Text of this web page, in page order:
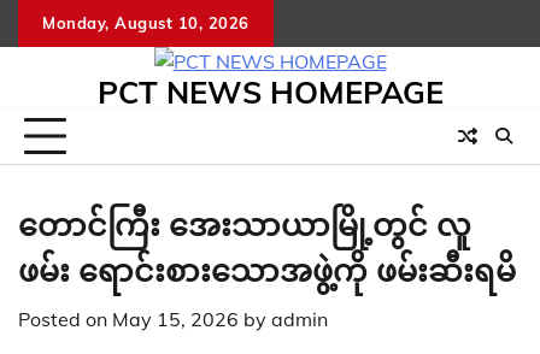
to
Monday, August 10, 2026
PCT NEWS HOMEPAGE
တောင်ကြီး အေးသာယာမြို့တွင် လူ
ဖမ်း ရောင်းစားသောအဖွဲ့ကို ဖမ်းဆီးရမိ
Posted on May 15, 2026 by admin